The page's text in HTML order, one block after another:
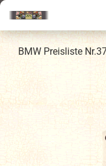
BMW Preisliste